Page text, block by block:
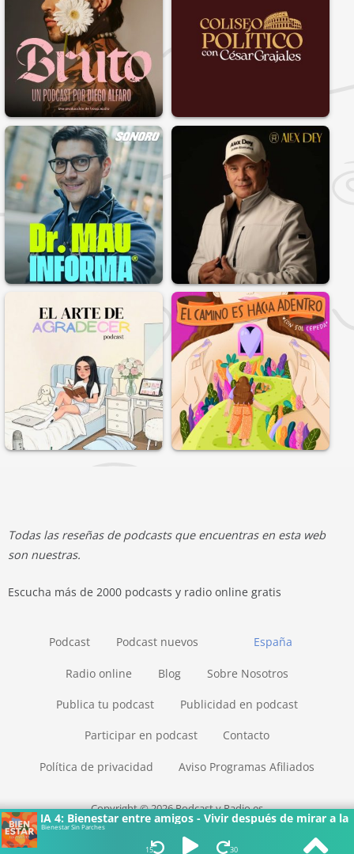
4: Bienestar entre amigos - Vivir después de mirar a la
Bienestar Sin Parches
15 30
Todas las reseñas de podcasts que encuentras en esta web
son nuestras.
Escucha más de 2000 podcasts y radio online gratis
España
Podcast Podcast nuevos
Radio online Blog Sobre Nosotros
Publica tu podcast Publicidad en podcast
Participar en podcast Contacto
Política de privacidad Aviso Programas Afiliados
Copyright © 2026 Podcast y Radio.es